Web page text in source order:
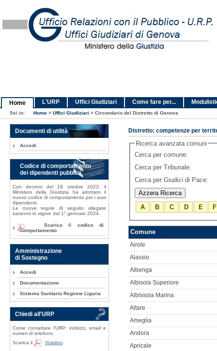
Home L'URP Uffici Giudiziari Come fare per...
Sei in: Home > Uffici Giudiziari > Circondario del Distretto di Genova
Distretto: competenze per
Ricerca avanzata comuni
Cerca per comune:
Cerca per Tribunale:
Cerca per Giudici di Pace:
A B C D E F
Comune
Airole
Alassio
Albenga
Albisola Superiore
Albissola Marina
Altare
Ameglia
Andora
Apricale
Documenti di utilità
Accedi
Codice di comportamento
dei dipendenti pubblici
Con decreto del 18 ottobre 2023, il
Ministero della Giustizia ha adottato il
nuovo codice di comportamento per i suoi
dipendenti.
Le nuove regole di seguito allegate
saranno in vigore dal 1° gennaio 2024.
Scarica il codice di
comportamento
Amministrazione
di Sostegno
Accedi
Documentazione
Sistema Sanitario Regione Liguria
Chiedi all'URP
Come contattare l'URP: indirizzi, email e
numeri di telefono.
Scarica il
Volatino